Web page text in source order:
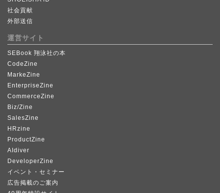
社会貢献
外部送信
運営サイト
SEBook 翔泳社の本
CodeZine
MarkeZine
EnterpriseZine
CommerceZine
Biz/Zine
SalesZine
HRzine
ProductZine
AIdiver
DeveloperZine
イベント・セミナー
広告掲載のご案内